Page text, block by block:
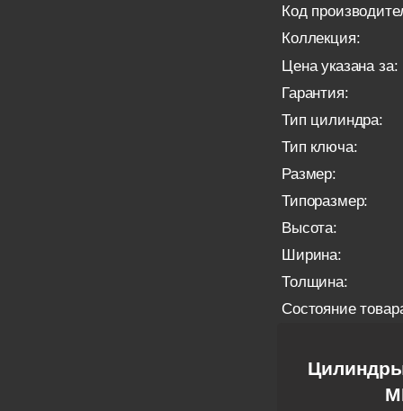
Код
Коллекция:
Цена указана за:
Гарантия:
Тип цилиндра:
Тип ключа:
Размер:
Типоразмер:
Высота:
Ширина:
Толщина:
Состояние
Цилиндры